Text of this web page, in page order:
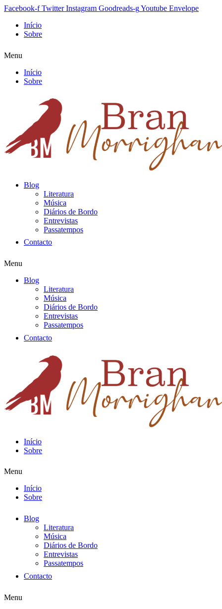
Facebook-f Twitter Instagram Goodreads-gYoutube Envelope
Início
Sobre
Menu
Início
Sobre
Blog
Literatura
Música
Diários de Bordo
Entrevistas
Passatempos
Contacto
Menu
Blog
Literatura
Música
Diários de Bordo
Entrevistas
Passatempos
Contacto
Início
Sobre
Menu
Início
Sobre
Blog
Literatura
Música
Diários de Bordo
Entrevistas
Passatempos
Contacto
Menu